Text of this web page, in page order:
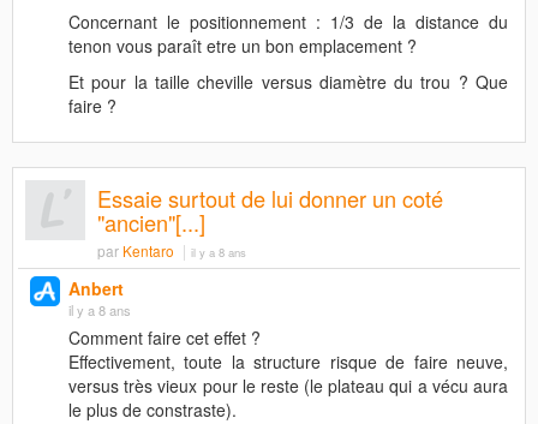
Concernant le positionnement : 1/3 de la distance du
tenon vous paraît etre un bon emplacement ?
Et pour la taille cheville versus diamètre du trou ? Que
faire ?
Essaie surtout de lui donner un coté
"ancien"[...]
par Kentaro il y a 8 ans
Anbert
il y a 8 ans
Comment faire cet effet ?
Effectivement, toute la structure risque de faire neuve,
versus très vieux pour le reste (le plateau qui a vécu aura
le plus de constraste).